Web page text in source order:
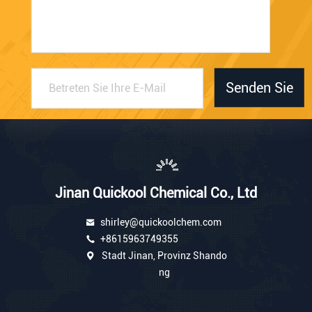
Senden Sie
Jinan Quickool Chemical Co., Ltd
shirley@quickoolchem.com
+8615963749355
Stadt Jinan, Provinz Shando
ng